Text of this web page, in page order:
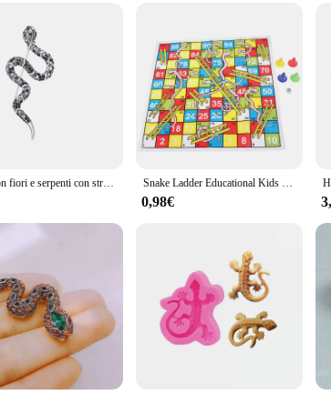
availability of this product makes it an attractive
this pendant is sure to be a hit with anyone who
Spille con fiori e serpenti con strass per donne Spille per piante animali in smalto unisex Evento Zaino per feste Decorazione Accessori per vestiti Snake Ladder Educational Kids giocattoli per bambini famiglia interessanti regali per giochi da tavolo
0,98€